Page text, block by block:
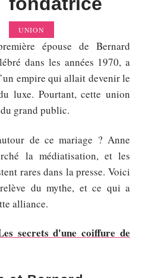
UNION
épouse de Bernard
dans les années 1970, a
empire qui allait devenir le
luxe. Pourtant, cette union
grand public.
de ce mariage ? Anne
la médiatisation, et les
rares dans la presse. Voici
du mythe, et ce qui a
alliance.
secrets d'une coiffure de